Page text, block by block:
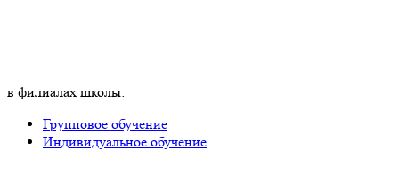
в филиалах школы:
Групповое обучение
Индивидуальное обучение